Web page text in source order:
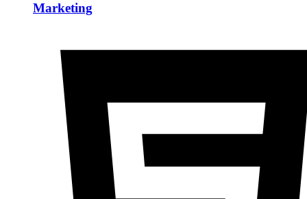
Marketing